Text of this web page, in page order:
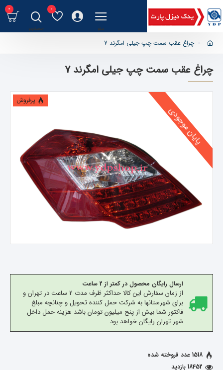
0
0
چراغ عقب سمت چپ جیلی امگرند 7
چراغ عقب سمت چپ جیلی امگرند 7
پرفروش
پایان موجودی
ارسال رایگان محصول در کمتر از 2 ساعت
از زمان سفارش این کالا حداکثر ظرف مدت 2 ساعت در تهران و
برای شهرستانها به شرکت حمل کننده تحویل و چنانچه مبلغ
فاکتور شما بیش از پنج میلیون تومان باشد هزینه حمل داخل
شهر تهران رایگان خواهد بود.
1518 عدد فروخته شده
18452 بازدید